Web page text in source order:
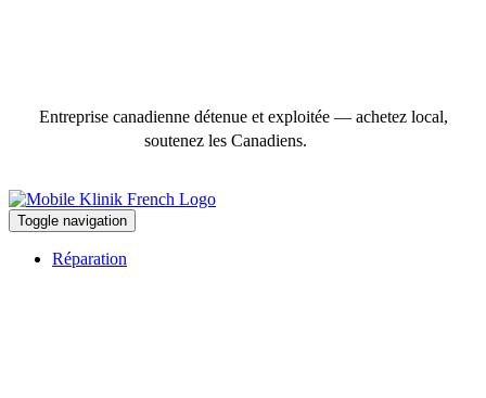
Entreprise canadienne détenue et exploitée — achetez local,
soutenez les Canadiens.
Toggle navigation
Réparation